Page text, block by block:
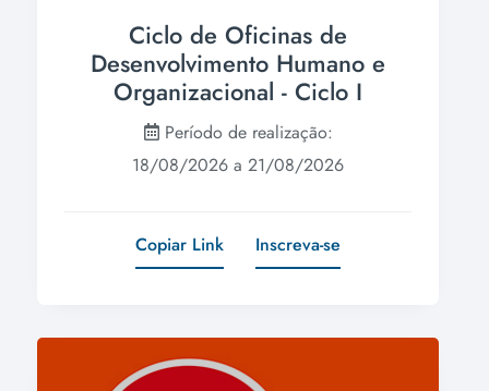
Ciclo de Oficinas de
Desenvolvimento Humano e
Organizacional - Ciclo I
Período de realização:
18/08/2026 a 21/08/2026
Copiar Link Inscreva-se